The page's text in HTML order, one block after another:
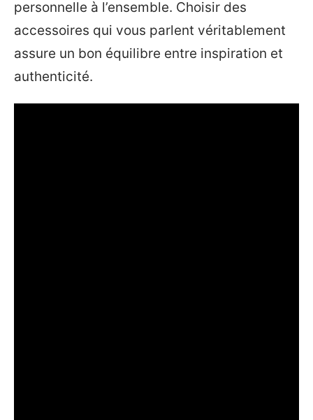
personnelle à l’ensemble. Choisir des
accessoires qui vous parlent véritablement
assure un bon équilibre entre inspiration et
authenticité.